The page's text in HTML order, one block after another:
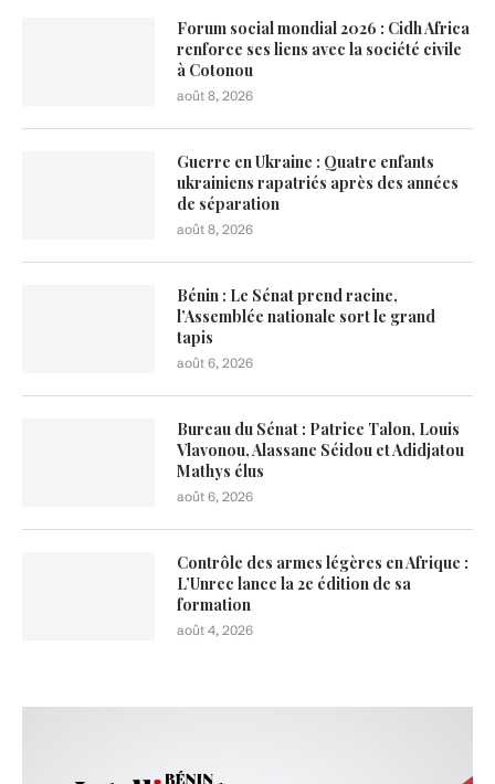
Forum social mondial 2026 : Cidh Africa
renforce ses liens avec la société civile
à Cotonou
août 8, 2026
Guerre en Ukraine : Quatre enfants
ukrainiens rapatriés après des années
de séparation
août 8, 2026
Bénin : Le Sénat prend racine,
l’Assemblée nationale sort le grand
tapis
août 6, 2026
Bureau du Sénat : Patrice Talon, Louis
Vlavonou, Alassane Séidou et Adidjatou
Mathys élus
août 6, 2026
Contrôle des armes légères en Afrique :
L’Unrec lance la 2e édition de sa
formation
août 4, 2026